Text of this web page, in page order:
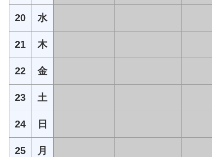
20 水
21 木
22 金
23 土
24 日
25 月